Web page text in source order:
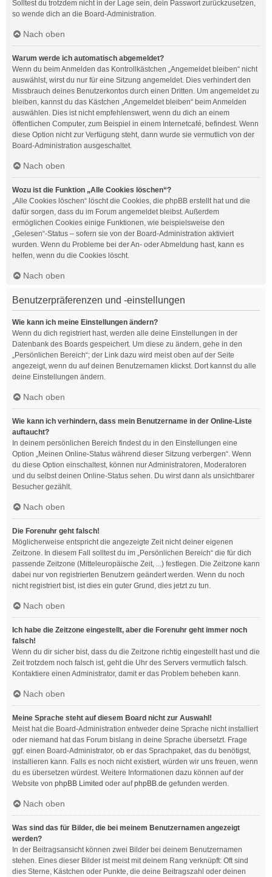
Solltest du trotzdem nicht in der Lage sein, dein Passwort zurückzusetzen,
so wende dich an die Board-Administration.
Nach oben
Warum werde ich automatisch abgemeldet?
Wenn du beim Anmelden das Kontrollkästchen „Angemeldet bleiben“ nicht
auswählst, wirst du nur für eine Sitzung angemeldet. Dies verhindert den
Missbrauch deines Benutzerkontos durch einen Dritten. Um angemeldet zu
bleiben, kannst du das Kästchen „Angemeldet bleiben“ beim Anmelden
auswählen. Dies ist nicht empfehlenswert, wenn du dich an einem
öffentlichen Computer, zum Beispiel in einem Internetcafé, befindest. Wenn
diese Option nicht zur Verfügung steht, dann wurde sie vermutlich von der
Board-Administration ausgeschaltet.
Nach oben
Wozu ist die Funktion „Alle Cookies löschen“?
„Alle Cookies löschen“ löscht die Cookies, die phpBB erstellt hat und die
dafür sorgen, dass du im Forum angemeldet bleibst. Außerdem
ermöglichen Cookies einige Funktionen, wie beispielsweise den
„Gelesen“-Status – sofern sie von der Board-Administration aktiviert
wurden. Wenn du Probleme bei der An- oder Abmeldung hast, kann es
helfen, wenn du die Cookies löscht.
Nach oben
Benutzerpräferenzen und -einstellungen
Wie kann ich meine Einstellungen ändern?
Wenn du dich registriert hast, werden alle deine Einstellungen in der
Datenbank des Boards gespeichert. Um diese zu ändern, gehe in den
„Persönlichen Bereich“; der Link dazu wird meist oben auf der Seite
angezeigt, wenn du auf deinen Benutzernamen klickst. Dort kannst du alle
deine Einstellungen ändern.
Nach oben
Wie kann ich verhindern, dass mein Benutzername in der Online-Liste
auftaucht?
In deinem persönlichen Bereich findest du in den Einstellungen eine
Option „Meinen Online-Status während dieser Sitzung verbergen“. Wenn
du diese Option einschaltest, können nur Administratoren, Moderatoren
und du selbst deinen Online-Status sehen. Du wirst dann als unsichtbarer
Besucher gezählt.
Nach oben
Die Forenuhr geht falsch!
Möglicherweise entspricht die angezeigte Zeit nicht deiner eigenen
Zeitzone. In diesem Fall solltest du im „Persönlichen Bereich“ die für dich
passende Zeitzone (Mitteleuropäische Zeit, ...) festlegen. Die Zeitzone kann
dabei nur von registrierten Benutzern geändert werden. Wenn du noch
nicht registriert bist, ist dies ein guter Grund, dies jetzt zu tun.
Nach oben
Ich habe die Zeitzone eingestellt, aber die Forenuhr geht immer noch
falsch!
Wenn du dir sicher bist, dass du die Zeitzone richtig eingestellt hast und die
Zeit trotzdem noch falsch ist, geht die Uhr des Servers vermutlich falsch.
Kontaktiere einen Administrator, damit er das Problem beheben kann.
Nach oben
Meine Sprache steht auf diesem Board nicht zur Auswahl!
Meist hat die Board-Administration entweder deine Sprache nicht installiert
oder niemand hat das Forum bislang in deine Sprache übersetzt. Frage
ggf. einen Board-Administrator, ob er das Sprachpaket, das du benötigst,
installieren kann. Falls es noch nicht existiert, würden wir uns freuen, wenn
du es übersetzen würdest. Weitere Informationen dazu können auf der
Website von phpBB Limited oder aufphpBB.de gefunden werden.
Nach oben
Was sind das für Bilder, die bei meinem Benutzernamen angezeigt
werden?
In der Beitragsansicht können zwei Bilder bei deinem Benutzernamen
stehen. Eines dieser Bilder ist meist mit deinem Rang verknüpft: Oft sind
dies Sterne, Kästchen oder Punkte, die deine Beitragszahl oder deinen